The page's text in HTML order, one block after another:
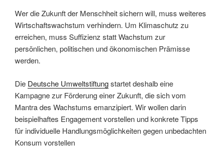
Wer die Zukunft der Menschheit sichern will, muss weiteres
Wirtschaftswachstum verhindern. Um Klimaschutz zu
erreichen, muss Suffizienz statt Wachstum zur
persönlichen, politischen und ökonomischen Prämisse
werden.
Die Deutsche Umweltstiftungstartet deshalb eine
Kampagne zur Förderung einer Zukunft, die sich vom
Mantra des Wachstums emanzipiert. Wir wollen darin
beispielhaftes Engagement vorstellen und konkrete Tipps
für individuelle Handlungsmöglichkeiten gegen unbedachten
Konsum vorstellen